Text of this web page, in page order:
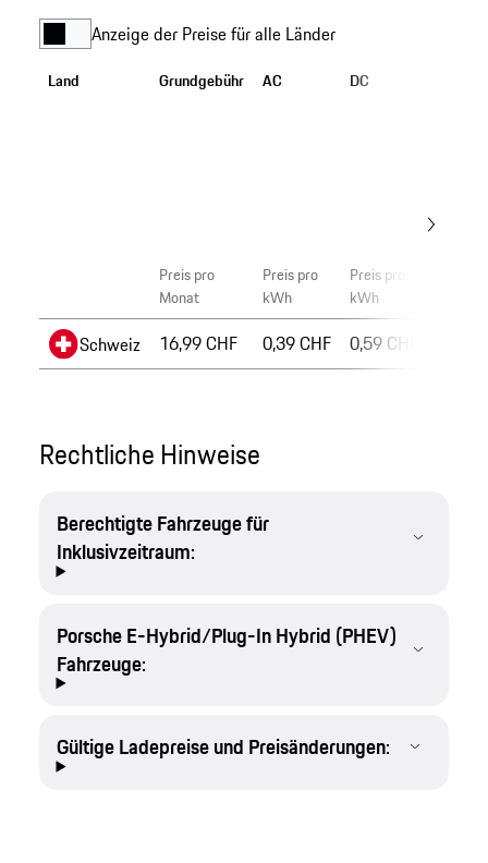
Anzeige der Preise für alle Länder
Land Grundgebühr AC DC
Preis pro
Monat
Preis pro
kWh
Preis pro
kWh
Schweiz 16,99 CHF 0,39 CHF 0,59 CHF
Rechtliche Hinweise
Berechtigte Fahrzeuge für
Inklusivzeitraum:
Porsche E-Hybrid/Plug-In Hybrid (PHEV)
Fahrzeuge:
Gültige Ladepreise und Preisänderungen: